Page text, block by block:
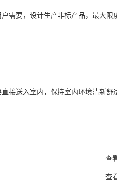
需要，设计生产非标产品，最大限
接送入室内，保持室内环境清新舒
查
查